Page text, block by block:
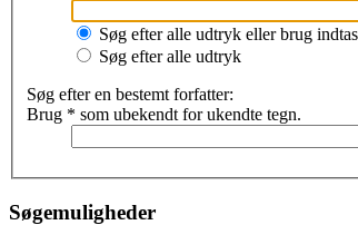
Søg efter alle udtryk eller brug
Søg efter alle udtryk
Søg efter en bestemt forfatter:
Brug * som ubekendt for ukendte tegn.
Søgemuligheder